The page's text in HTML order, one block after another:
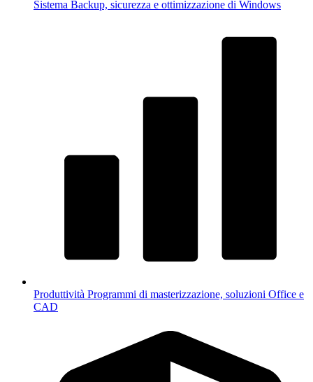
Sistema Backup, sicurezza e ottimizzazione di Windows
Produttività Programmi di masterizzazione, soluzioni Office e
CAD